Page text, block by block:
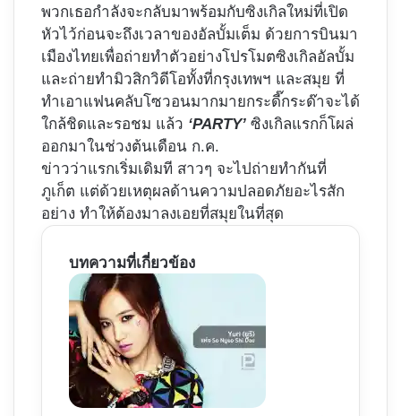
พวกเธอกำลังจะกลับมาพร้อมกับซิงเกิลใหม่ที่เปิด
หัวไว้ก่อนจะถึงเวลาของอัลบั้มเต็ม ด้วยการบินมา
เมืองไทยเพื่อถ่ายทำตัวอย่างโปรโมตซิงเกิลอัลบั้ม
และถ่ายทำมิวสิกวิดีโอทั้งที่กรุงเทพฯ และสมุย ที่
ทำเอาแฟนคลับโซวอนมากมายกระดี๊กระด๊าจะได้
ใกล้ชิดและรอชม แล้ว ‘PARTY’ ซิงเกิลแรกก็โผล่
ออกมาในช่วงต้นเดือน ก.ค.
ข่าวว่าแรกเริ่มเดิมที สาวๆ จะไปถ่ายทำกันที่
ภูเก็ต แต่ด้วยเหตุผลด้านความปลอดภัยอะไรสัก
อย่าง ทำให้ต้องมาลงเอยที่สมุยในที่สุด
บทความที่เกี่ยวข้อง